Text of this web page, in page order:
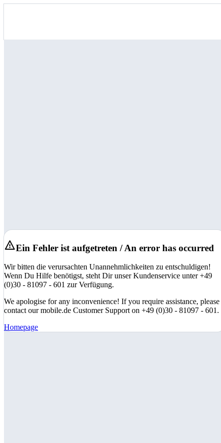
Ein Fehler ist aufgetreten / An error has occurred
Wir bitten die verursachten Unannehmlichkeiten zu entschuldigen!
Wenn Du Hilfe benötigst, steht Dir unser Kundenservice unter +49
(0)30 - 81097 - 601 zur Verfügung.
We apologise for any inconvenience! If you require assistance, please
contact our mobile.de Customer Support on +49 (0)30 - 81097 - 601.
Homepage